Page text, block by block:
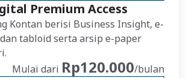
Premium Access
Kontan berisi Business Insight, e-
tabloid serta arsip e-paper
Mulai dari Rp120.000/bulan